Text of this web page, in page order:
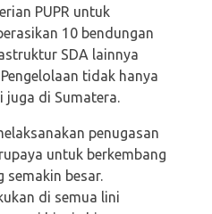
PUPR untuk
10 bendungan
SDA lainnya
tidak hanya
juga di Sumatera.
penugasan
untuk berkembang
semakin besar.
di semua lini